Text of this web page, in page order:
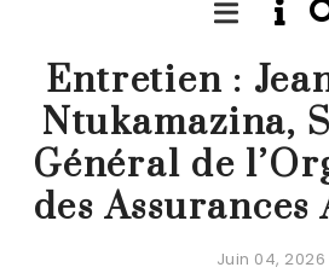
FOCUS
Entretien :
Ntukamazina,
Général de
des
Juin 04, 2026